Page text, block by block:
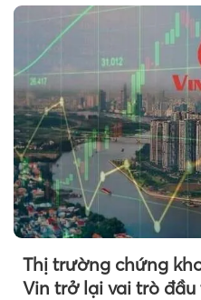
Thị trường chứng
Vin trở lại vai trò